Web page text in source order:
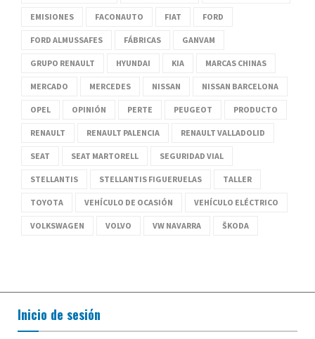
EMISIONES FACONAUTO FIAT FORD
FORD ALMUSSAFES FÁBRICAS GANVAM
GRUPO RENAULT HYUNDAI KIA MARCAS CHINAS
MERCADO MERCEDES NISSAN NISSAN BARCELONA
OPEL OPINIÓN PERTE PEUGEOT PRODUCTO
RENAULT RENAULT PALENCIA RENAULT VALLADOLID
SEAT SEAT MARTORELL SEGURIDAD VIAL
STELLANTIS STELLANTIS FIGUERUELAS TALLER
TOYOTA VEHÍCULO DE OCASIÓN VEHÍCULO ELÉCTRICO
VOLKSWAGEN VOLVO VW NAVARRA ŠKODA
Inicio de sesión